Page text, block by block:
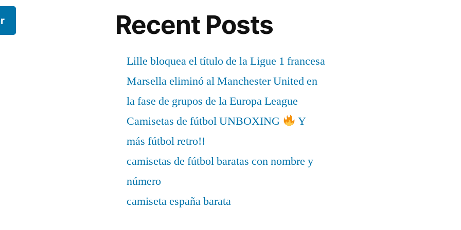
Recent Posts
Lille bloquea el título de la Ligue 1 francesa
Marsella eliminó al Manchester United en
la fase de grupos de la Europa League
Camisetas de fútbol UNBOXING
Y
más fútbol retro!!
camisetas de fútbol baratas con nombre y
número
camiseta españa barata